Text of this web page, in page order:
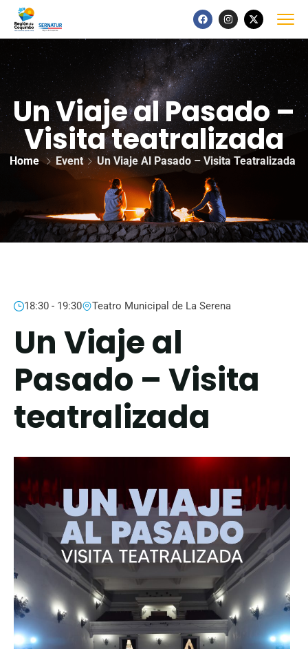
Un Viaje al Pasado –
Visita teatralizada
Home Event Un Viaje Al Pasado – Visita Teatralizada
18:30 - 19:30 Teatro Municipal de La Serena
Un Viaje al
Pasado – Visita
teatralizada